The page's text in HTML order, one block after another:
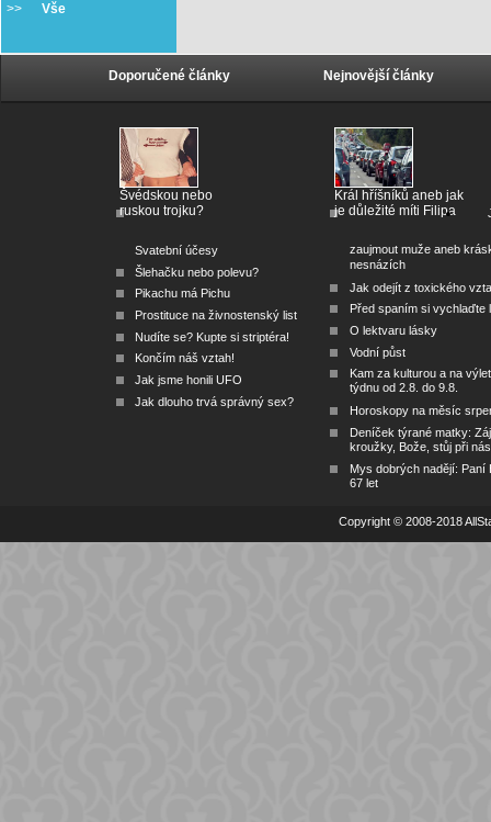
>>
Vše
Doporučené články
Švédskou nebo
ruskou trojku?
Svatební účesy
Šlehačku nebo polevu?
Pikachu má Pichu
Prostituce na živnostenský list
Nudíte se? Kupte si striptéra!
Končím náš vztah!
Jak jsme honili UFO
Jak dlouho trvá správný sex?
Nejnovější články
Král hříšníků aneb jak
je důležité míti Filipa
zaujmout muže aneb
nesnázích
Jak odejít z toxického
Před spaním si vychlaďte
O lektvaru lásky
Vodní půst
Kam za kulturou a na
týdnu od 2.8. do 9.8.
Horoskopy na měsíc
Deníček týrané matky:
kroužky, Bože, stůj při nás
Mys dobrých nadějí: Paní
67 let
Copyright © 2008-2018